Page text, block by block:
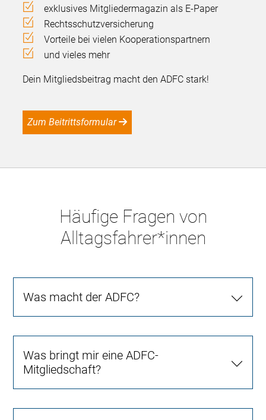
exklusives Mitgliedermagazin als E-Paper
Rechtsschutzversicherung
Vorteile bei vielen Kooperationspartnern
und vieles mehr
Dein Mitgliedsbeitrag macht den ADFC stark!
Zum Beitrittsformular
Häufige Fragen von
Alltagsfahrer*innen
Was macht der ADFC?
Was bringt mir eine ADFC-
Mitgliedschaft?